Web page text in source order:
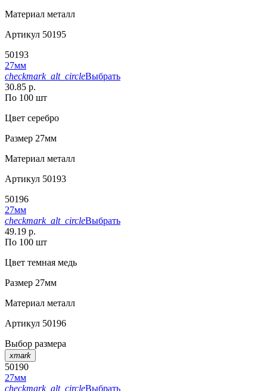
Материал металл
Артикул 50195
50193
27мм
checkmark_alt_circleВыбрать
30.85 р.
По 100 шт
Цвет серебро
Размер 27мм
Материал металл
Артикул 50193
50196
27мм
checkmark_alt_circleВыбрать
49.19 р.
По 100 шт
Цвет темная медь
Размер 27мм
Материал металл
Артикул 50196
Выбор размера
xmark
50190
27мм
checkmark_alt_circleВыбрать